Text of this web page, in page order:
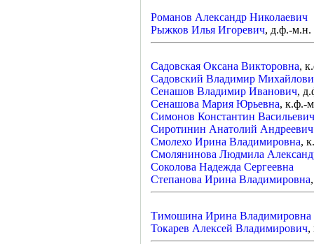
Романов Александр Николаевич
Рыжков Илья Игоревич, д.ф.-м.н.
Садовская Оксана Викторовна,
Садовский Владимир
Сенашов Владимир Иванович,
Сенашова Мария Юрьевна, к.ф.-
Симонов Константин Васильевич
Сиротинин Анатолий Андреевич
Смолехо Ирина Владимировна,
Смолянинова Людмила
Соколова Надежда Сергеевна
Степанова Ирина Владимировна
Тимошина Ирина Владимировна
Токарев Алексей Владимирович,